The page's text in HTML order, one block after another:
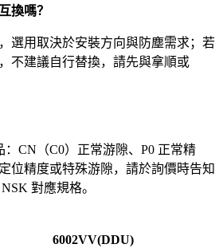
換嗎？
選用取決於安裝方向與防塵需求；若
不建議自行替換，請先與拿順或
CN（C0）正常游隙、P0 正常精
位精度或特殊游隙，請於詢價時告知
對應規格。
6002VV(DDU)